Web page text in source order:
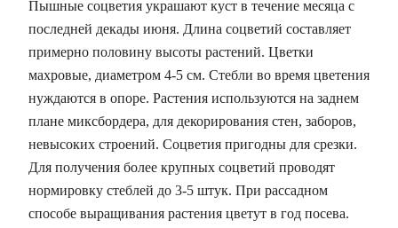
Пышные соцветия украшают куст в течение месяца с
последней декады июня. Длина соцветий составляет
примерно половину высоты растений. Цветки
махровые, диаметром 4-5 см. Стебли во время цветения
нуждаются в опоре. Растения используются на заднем
плане миксбордера, для декорирования стен, заборов,
невысоких строений. Соцветия пригодны для срезки.
Для получения более крупных соцветий проводят
нормировку стеблей до 3-5 штук. При рассадном
способе выращивания растения цветут в год посева.